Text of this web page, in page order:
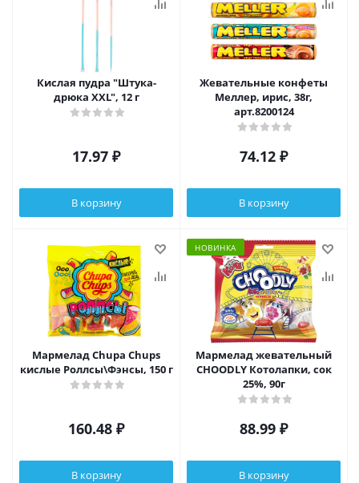
Кислая пудра "Штука-
дрюка XXL", 12 г
17.97 ₽
В корзину
Жевательные конфеты
Меллер, ирис, 38г,
арт.8200124
74.12 ₽
В корзину
Мармелад Chupa Chups
кислые Роллсы\Фэнсы, 150 г
160.48 ₽
В корзину
НОВИНКА
Мармелад жевательный
CHOODLY Котолапки, сок
25%, 90г
88.99 ₽
В корзину